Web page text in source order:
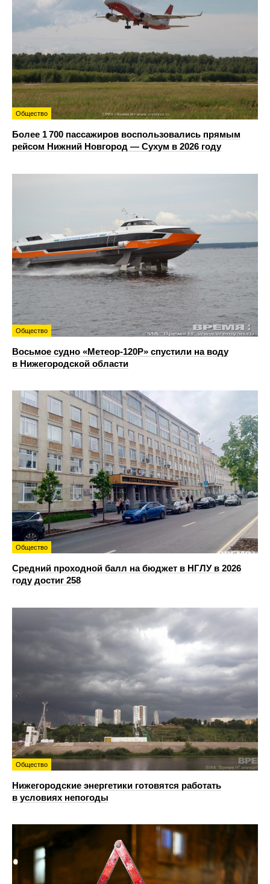
Общество
Более 1 700 пассажиров воспользовались прямым
рейсом Нижний Новгород — Сухум в 2026 году
Общество
Восьмое судно «Метеор-120Р» спустили на воду
в Нижегородской области
Общество
Средний проходной балл на бюджет в НГЛУ в 2026
году достиг 258
Общество
Нижегородские энергетики готовятся работать
в условиях непогоды